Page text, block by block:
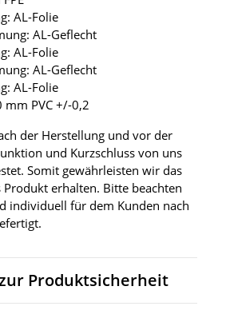
AL-Folie
AL-Geflecht
AL-Folie
AL-Geflecht
AL-Folie
PVC +/-0,2
der Herstellung und vor der
und Kurzschluss von uns
Somit gewährleisten wir das
Produkt erhalten. Bitte beachten
individuell für dem Kunden nach
Produktsicherheit